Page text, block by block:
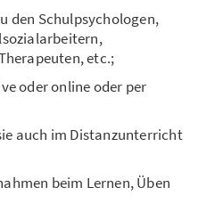
den Schulpsychologen,
etc.;
oder online oder per
auch im Distanzunterricht
beim Lernen, Üben